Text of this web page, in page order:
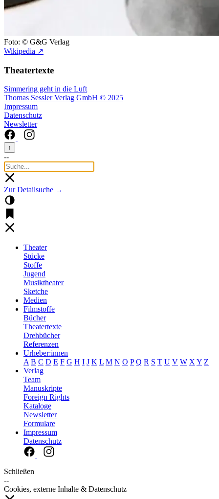
Foto: © G&G Verlag
Wikipedia ↗
Theatertexte
Simmering geht in die Luft
Thomas Sessler Verlag GmbH © 2025
Impressum
Datenschutz
Newsletter
↑
--
Zur Detailsuche →
Theater
Stücke
Stoffe
Jugend
Musiktheater
Sketche
Medien
Filmstoffe
Bücher
Theatertexte
Drehbücher
Referenzen
Urheber:innen
A B C D E F G H I J K L M N O P Q R S T U V W X Y Z
Verlag
Team
Manuskripte
Foreign Rights
Kataloge
Newsletter
Formulare
Impressum
Datenschutz
Schließen
--
Cookies, externe Inhalte & Datenschutz